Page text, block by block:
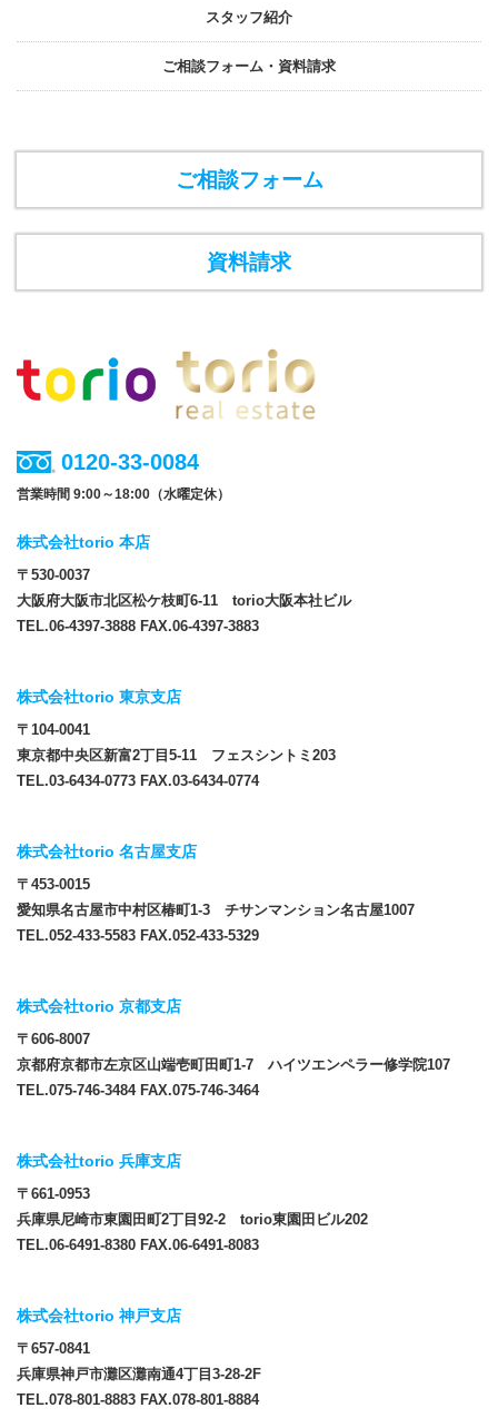
スタッフ紹介
ご相談フォーム・資料請求
ご相談フォーム
資料請求
0120-33-0084
営業時間 9:00～18:00（水曜定休）
株式会社torio 本店
〒530-0037
大阪府大阪市北区松ケ枝町6-11 torio大阪本社ビル
TEL.06-4397-3888 FAX.06-4397-3883
株式会社torio 東京支店
〒104-0041
東京都中央区新富2丁目5-11 フェスシントミ203
TEL.03-6434-0773 FAX.03-6434-0774
株式会社torio 名古屋支店
〒453-0015
愛知県名古屋市中村区椿町1-3 チサンマンション名古屋1007
TEL.052-433-5583 FAX.052-433-5329
株式会社torio 京都支店
〒606-8007
京都府京都市左京区山端壱町田町1-7 ハイツエンペラー修学院107
TEL.075-746-3484 FAX.075-746-3464
株式会社torio 兵庫支店
〒661-0953
兵庫県尼崎市東園田町2丁目92-2 torio東園田ビル202
TEL.06-6491-8380 FAX.06-6491-8083
株式会社torio 神戸支店
〒657-0841
兵庫県神戸市灘区灘南通4丁目3-28-2F
TEL.078-801-8883 FAX.078-801-8884